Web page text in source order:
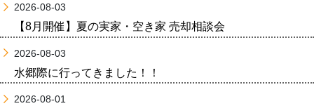
2026-08-03
【8月開催】夏の実家・空き家 売却相談会
2026-08-03
水郷際に行ってきました！！
2026-08-01